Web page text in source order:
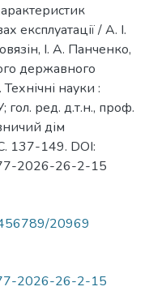
експлуатації / А. І.
І. А. Панченко,
державного
науки :
ред. д.т.н., проф.
дім
137-149. DOI:
2026-26-2-15
20969
2026-26-2-15